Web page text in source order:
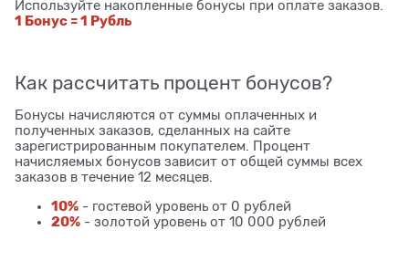
Используйте накопленные бонусы при оплате заказов.
1 Бонус = 1 Рубль
Как рассчитать процент бонусов?
Бонусы начисляются от суммы оплаченных и
полученных заказов, сделанных на сайте
зарегистрированным покупателем. Процент
начисляемых бонусов зависит от общей суммы всех
заказов в течение 12 месяцев.
10% - гостевой уровень от 0 рублей
20% - золотой уровень от 10 000 рублей